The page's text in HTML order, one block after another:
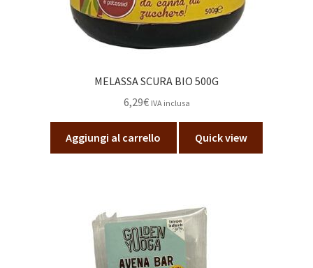
MELASSA SCURA BIO 500G
6,29€ IVA inclusa
Aggiungi al carrello Quick view